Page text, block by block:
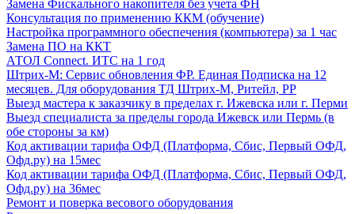
Замена Фискального накопителя без учета ФН
Консультация по применению ККМ (обучение)
Настройка программного обеспечения (компьютера) за 1 час
Замена ПО на ККТ
АТОЛ Connect. ИТС на 1 год
Штрих-М: Сервис обновления ФР. Единая Подписка на 12
месяцев. Для оборудования ТД Штрих-М, Ритейл, РР
Выезд мастера к заказчику в пределах г. Ижевска или г. Перми
Выезд специалиста за пределы города Ижевск или Пермь (в
обе стороны за км)
Код активации тарифа ОФД (Платформа, Сбис, Первый ОФД,
Офд.ру) на 15мес
Код активации тарифа ОФД (Платформа, Сбис, Первый ОФД,
Офд.ру) на 36мес
Ремонт и поверка весового оборудования